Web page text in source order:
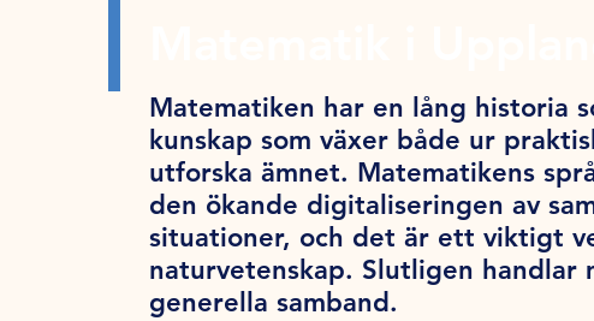
Matematiken har en lång historia
kunskap som växer både ur
utforska ämnet. Matematikens
den ökande digitaliseringen av
situationer, och det är ett viktigt
naturvetenskap. Slutligen
generella samband.